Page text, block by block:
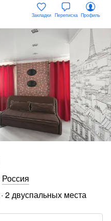
Закладки Переписка Профиль
Россия
· 2 двуспальных места